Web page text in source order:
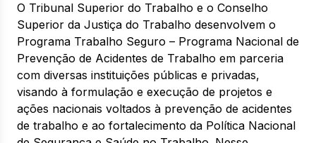
O Tribunal Superior do Trabalho e o Conselho
Superior da Justiça do Trabalho desenvolvem o
Programa Trabalho Seguro – Programa Nacional de
Prevenção de Acidentes de Trabalho em parceria
com diversas instituições públicas e privadas,
visando à formulação e execução de projetos e
ações nacionais voltados à prevenção de acidentes
de trabalho e ao fortalecimento da Política Nacional